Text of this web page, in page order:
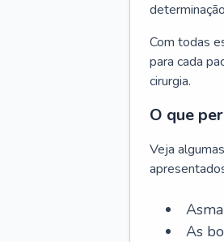
Com todas
para cada
cirurgia.
O que
Veja
As